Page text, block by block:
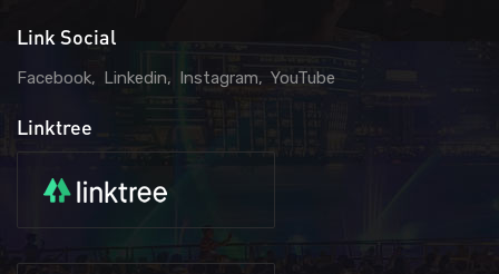
Link Social
Facebook Linkedin Instagram YouTube
Linktree